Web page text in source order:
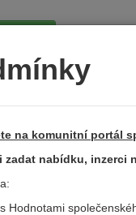
na komunitní portál
zadat nabídku, inzerci
Hodnotami